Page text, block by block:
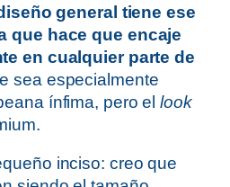
general tiene ese
que hace que encaje
en cualquier parte de
sea especialmente
ínfima, pero ellook
inciso: creo que